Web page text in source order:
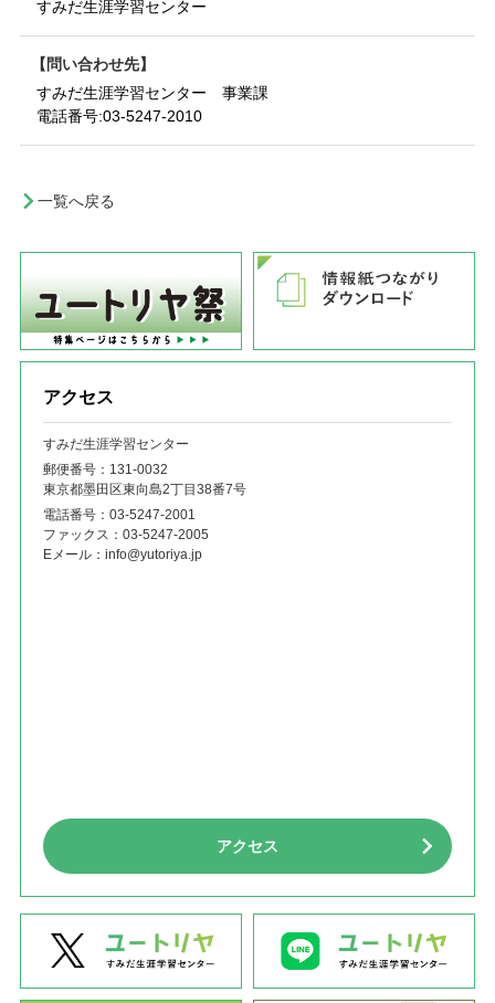
すみだ生涯学習センター
問い合わせ先
すみだ生涯学習センター 事業課
電話番号:03-5247-2010
一覧へ戻る
アクセス
すみだ生涯学習センター
郵便番号：131‐0032
東京都墨田区東向島2丁目38番7号
電話番号： 03-5247-2001
ファックス： 03-5247-2005
Eメール： info@yutoriya.jp
アクセス